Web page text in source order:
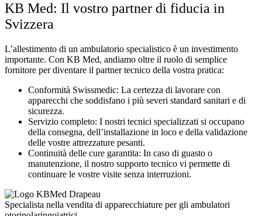
KB Med: Il vostro partner di fiducia in
Svizzera
L’allestimento di un ambulatorio specialistico è un investimento
importante. Con KB Med, andiamo oltre il ruolo di semplice
fornitore per diventare il partner tecnico della vostra pratica:
Conformità Swissmedic: La certezza di lavorare con
apparecchi che soddisfano i più severi standard sanitari e di
sicurezza.
Servizio completo: I nostri tecnici specializzati si occupano
della consegna, dell’installazione in loco e della validazione
delle vostre attrezzature pesanti.
Continuità delle cure garantita: In caso di guasto o
manutenzione, il nostro supporto tecnico vi permette di
continuare le vostre visite senza interruzioni.
Specialista nella vendita di apparecchiature per gli ambulatori